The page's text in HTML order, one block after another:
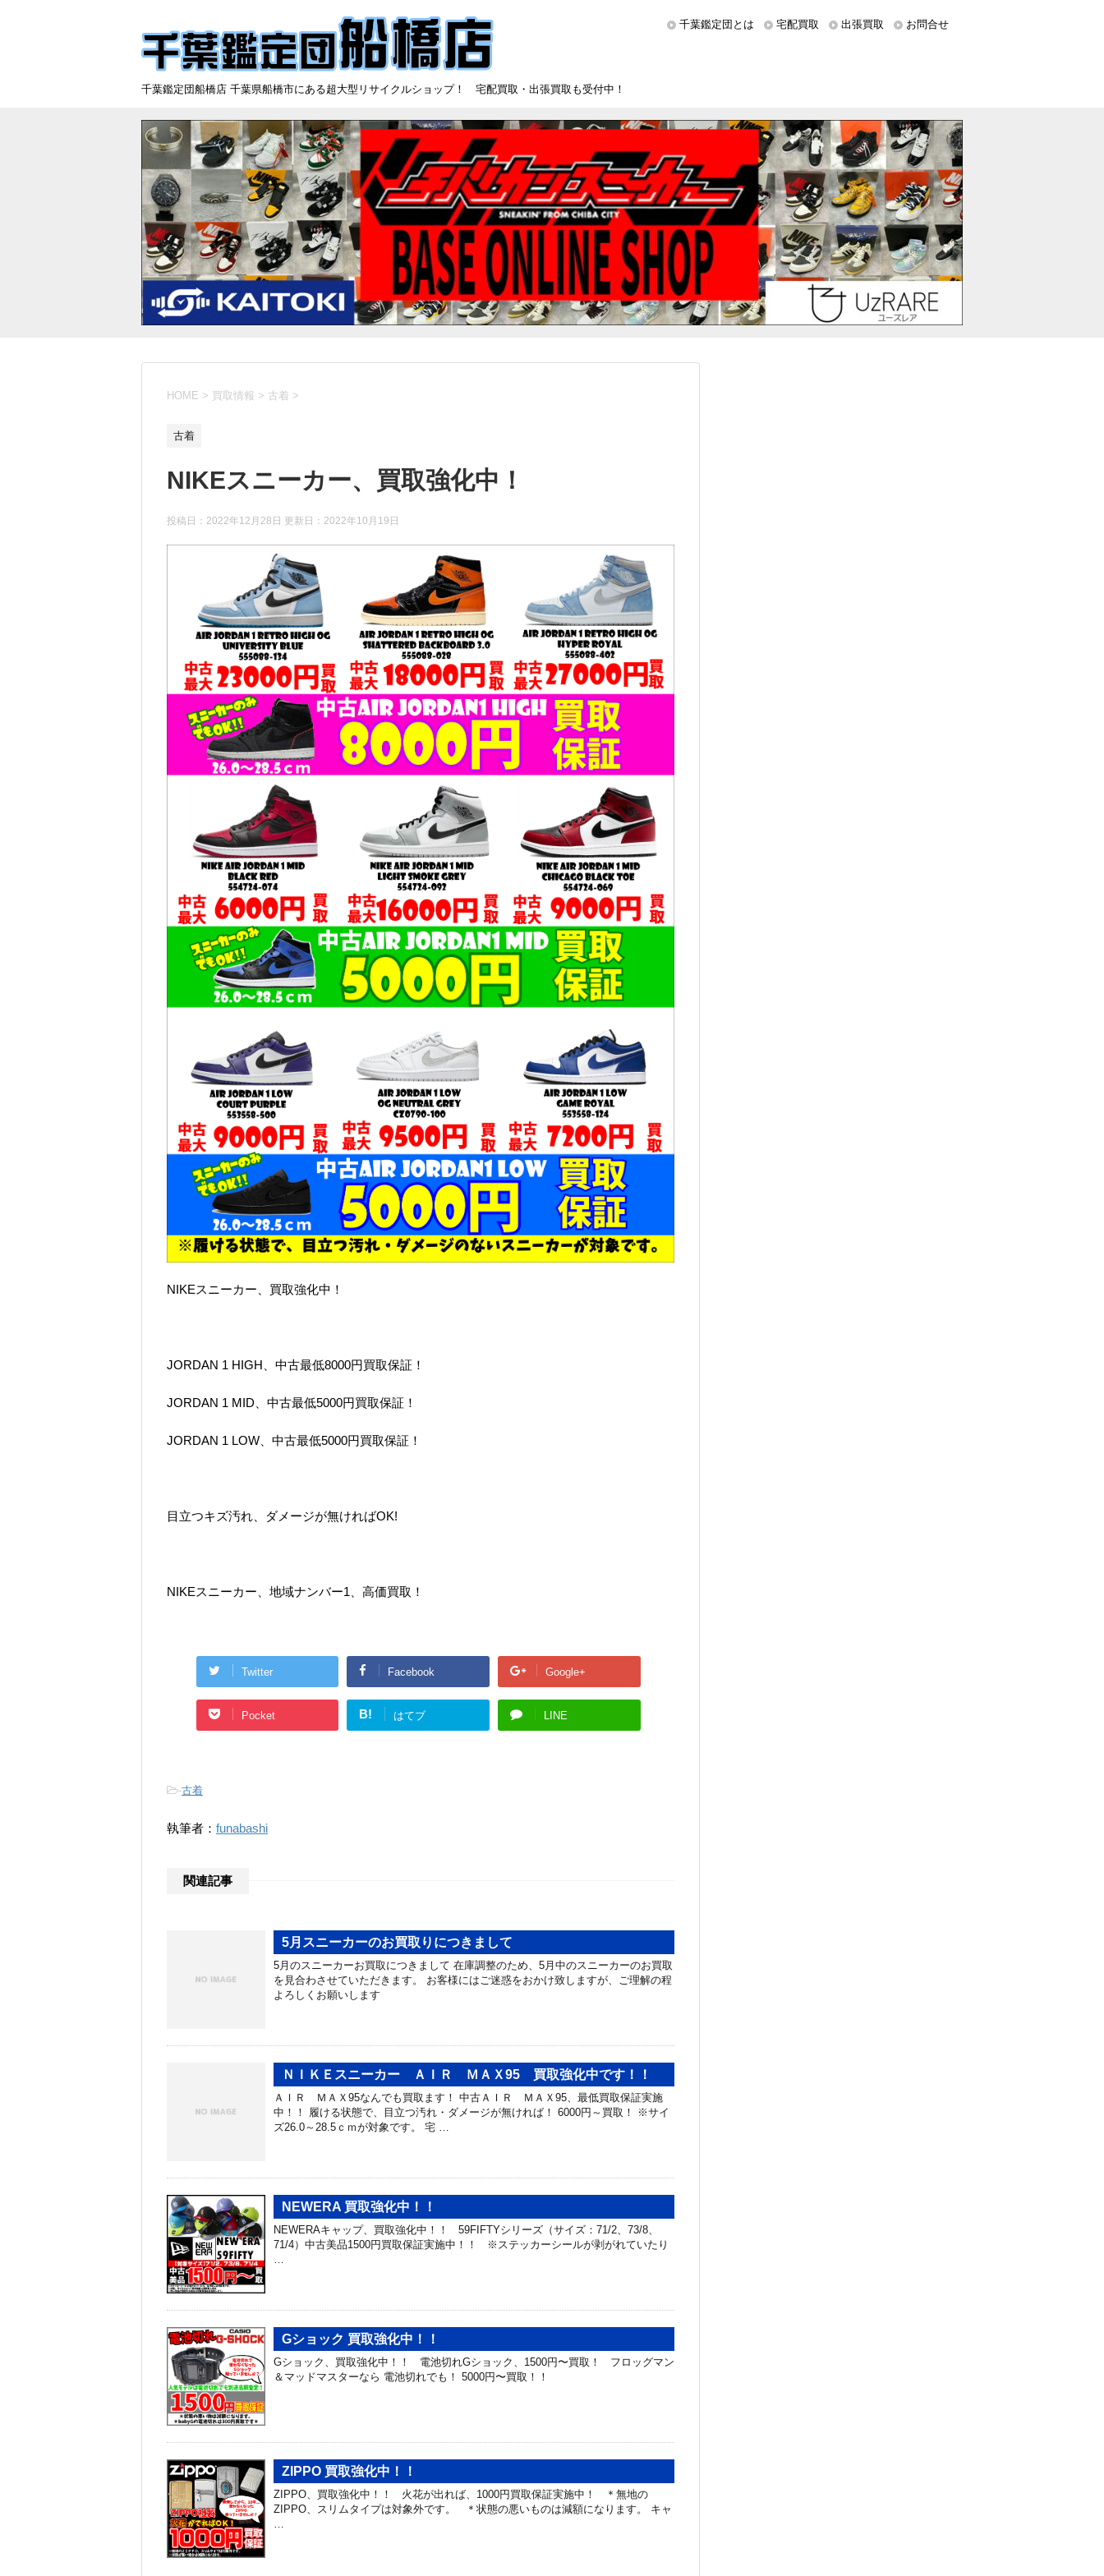
千葉鑑定団船橋店 千葉県船橋市にある超大型リサイクルショップ！ 宅配買取・出張買取も受付中！
千葉鑑定団とは 宅配買取 出張買取 お問合せ
HOME > 買取情報 > 古着 >
古着
NIKEスニーカー、買取強化中！
投稿日：2022年12月28日 更新日： 2022年10月19日
NIKEスニーカー、買取強化中！
JORDAN 1 HIGH、中古最低8000円買取保証！
JORDAN 1 MID、中古最低5000円買取保証！
JORDAN 1 LOW、中古最低5000円買取保証！
目立つキズ汚れ、ダメージが無ければOK!
NIKEスニーカー、地域ナンバー1、高価買取！
Twitter Facebook Google+
Pocket B! はてブ LINE
-古着
執筆者： funabashi
関連記事
5月スニーカーのお買取りにつきまして
5月のスニーカーお買取につきまして 在庫調整のため、5月中のスニーカーのお買取
を見合わさせていただきます。 お客様にはご迷惑をおかけ致しますが、ご理解の程
よろしくお願いします
ＮＩＫＥスニーカー ＡＩＲ ＭＡＸ95 買取強化中です！！
ＡＩＲ ＭＡＸ95なんでも買取ます！ 中古ＡＩＲ ＭＡＸ95、最低買取保証実施
中！！ 履ける状態で、目立つ汚れ・ダメージが無ければ！ 6000円～買取！ ※サイ
ズ26.0～28.5ｃｍが対象です。 宅 …
NEWERA 買取強化中！！
NEWERAキャップ、買取強化中！！ 59FIFTYシリーズ（サイズ：71/2、73/8、
71/4）中古美品1500円買取保証実施中！！ ※ステッカーシールが剥がれていたり
…
Gショック 買取強化中！！
Gショック、買取強化中！！ 電池切れGショック、1500円〜買取！ フロッグマン
＆マッドマスターなら 電池切れでも！ 5000円〜買取！！
ZIPPO 買取強化中！！
ZIPPO、買取強化中！！ 火花が出れば、1000円買取保証実施中！ ＊無地の
ZIPPO、スリムタイプは対象外です。 ＊状態の悪いものは減額になります。 キャ
…